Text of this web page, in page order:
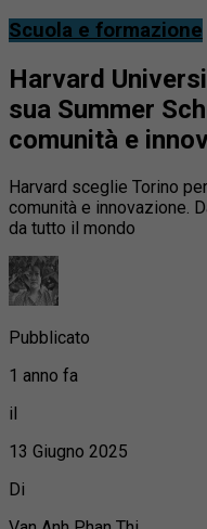
Scuola e formazione
Harvard
sua Summer
comunità e
Harvard sceglie Torino
comunità e innovazione.
da tutto il mondo
Pubblicato
1 anno fa
il
13 Giugno 2025
Di